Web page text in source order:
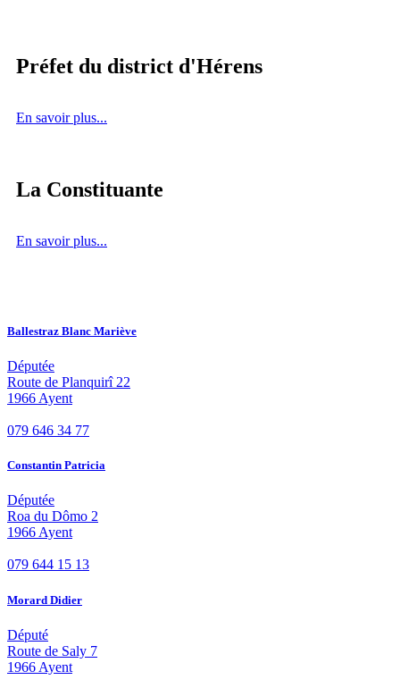
Préfet du district d'Hérens
En savoir plus...
La Constituante
En savoir plus...
Ballestraz Blanc Mariève
Députée
Route de Planquirî 22
1966 Ayent
079 646 34 77
Constantin Patricia
Députée
Roa du Dômo 2
1966 Ayent
079 644 15 13
Morard Didier
Député
Route de Saly 7
1966 Ayent